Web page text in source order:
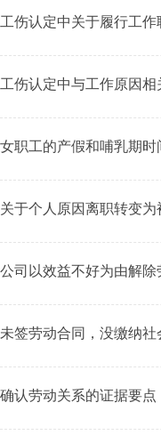
工伤认定中关于履行工作
工伤认定中与工作原因相
女职工的产假和哺乳期时
关于个人原因离职转变
公司以效益不好为由解
未签劳动合同，没缴纳
确认劳动关系的证据要点